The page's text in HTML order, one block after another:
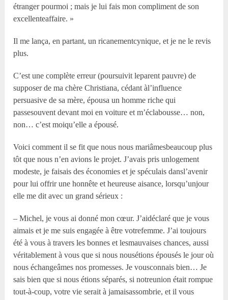
étranger pourmoi ; mais je lui fais mon compliment de son
excellenteaffaire. »
Il me lança, en partant, un ricanementcynique, et je ne le revis
plus.
C’est une complète erreur (poursuivit leparent pauvre) de
supposer de ma chère Christiana, cédant àl’influence
persuasive de sa mère, épousa un homme riche qui
passesouvent devant moi en voiture et m’éclabousse… non,
non… c’est moiqu’elle a épousé.
Voici comment il se fit que nous nous mariâmesbeaucoup plus
tôt que nous n’en avions le projet. J’avais pris unlogement
modeste, je faisais des économies et je spéculais dansl’avenir
pour lui offrir une honnête et heureuse aisance, lorsqu’unjour
elle me dit avec un grand sérieux :
– Michel, je vous ai donné mon cœur. J’aidéclaré que je vous
aimais et je me suis engagée à être votrefemme. J’ai toujours
été à vous à travers les bonnes et lesmauvaises chances, aussi
véritablement à vous que si nous nousétions épousés le jour où
nous échangeâmes nos promesses. Je vousconnais bien… Je
sais bien que si nous étions séparés, si notreunion était rompue
tout-à-coup, votre vie serait à jamaisassombrie, et il vous